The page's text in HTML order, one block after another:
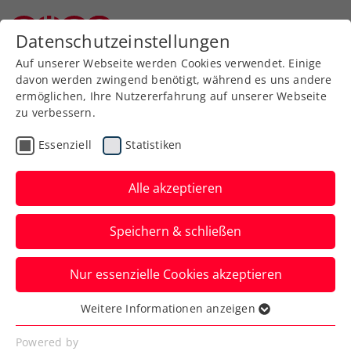
TC Großriedenthal
Niederösterreich Nordost | Gründungsjahr:
| Vereinsnummer:20102
Tennissport live
und auf Abruf
ÖTV TV
Inside-In
Der Podcast des ÖTV
Datenschutzeinstellungen
Auf unserer Webseite werden Cookies verwendet. Einige
davon werden zwingend benötigt, während es uns andere
ermöglichen, Ihre Nutzererfahrung auf unserer Webseite
zu verbessern.
Essenziell Statistiken
Alle akzeptieren
Speichern & schließen
Nur essenzielle Cookies akzeptieren
Essenziell
Essenzielle Cookies werden für grundlegende
Weitere Informationen anzeigen
Powered by